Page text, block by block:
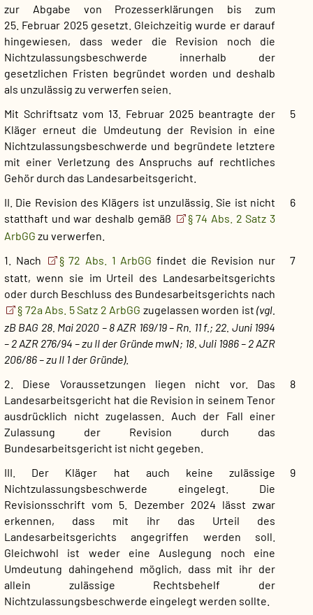
zur Abgabe von Prozesserklärungen bis zum
25. Februar 2025 gesetzt. Gleichzeitig wurde er darauf
hingewiesen, dass weder die Revision noch die
Nichtzulassungsbeschwerde innerhalb der
gesetzlichen Fristen begründet worden und deshalb
als unzulässig zu verwerfen seien.
5
Mit Schriftsatz vom 13. Februar 2025 beantragte der
Kläger erneut die Umdeutung der Revision in eine
Nichtzulassungsbeschwerde und begründete letztere
mit einer Verletzung des Anspruchs auf rechtliches
Gehör durch das Landesarbeitsgericht.
6
II. Die Revision des Klägers ist unzulässig. Sie ist nicht
statthaft und war deshalb gemäß
§ 74 Abs. 2 Satz 3
ArbGG zu verwerfen.
7
1. Nach § 72 Abs. 1 ArbGGfindet die Revision nur
statt, wenn sie im Urteil des Landesarbeitsgerichts
oder durch Beschluss des Bundesarbeitsgerichts nach
§ 72a Abs. 5 Satz 2 ArbGG zugelassen worden ist (vgl.
zB BAG 28. Mai 2020 – 8 AZR 169/19 – Rn. 11 f.; 22. Juni 1994
– 2 AZR 276/94 – zu II der Gründe mwN; 18. Juli 1986 – 2 AZR
206/86 – zu II 1 der Gründe).
8
2. Diese Voraussetzungen liegen nicht vor. Das
Landesarbeitsgericht hat die Revision in seinem Tenor
ausdrücklich nicht zugelassen. Auch der Fall einer
Zulassung der Revision durch das
Bundesarbeitsgericht ist nicht gegeben.
9
III. Der Kläger hat auch keine zulässige
Nichtzulassungsbeschwerde eingelegt. Die
Revisionsschrift vom 5. Dezember 2024 lässt zwar
erkennen, dass mit ihr das Urteil des
Landesarbeitsgerichts angegriffen werden soll.
Gleichwohl ist weder eine Auslegung noch eine
Umdeutung dahingehend möglich, dass mit ihr der
allein zulässige Rechtsbehelf der
Nichtzulassungsbeschwerde eingelegt werden sollte.